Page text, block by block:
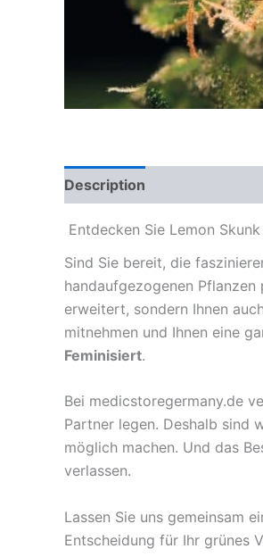
Description
Entdecken Sie Lemon
Sind Sie bereit, die
handaufgezogenen
erweitert, sondern Ihnen
mitnehmen und Ihnen eine
Feminisiert.
Bei medicstoregermany.de
Partner legen. Deshalb sind
möglich machen. Und das
verlassen.
Lassen Sie uns gemeinsam
Entscheidung für Ihr grünes